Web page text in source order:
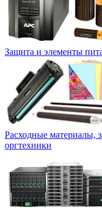
Защита и элементы
Расходные материалы,
оргтехники